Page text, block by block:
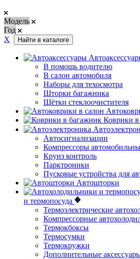
Модель
Год
Х
Найти в каталоге
В помощь водителю
В салон автомобиля
Наборы для техосмотра
Шторки багажника
Щётки стеклоочистителя
Коврики
Автосигнализации
Компрессоры
Круиз контроль
Парктроники
Пусковые устройства для
Автошторки
и термопосуда
Термоэлектрические
Компрессорные
Термокбоксы
Термосумки
Термокружки
Дополнительные